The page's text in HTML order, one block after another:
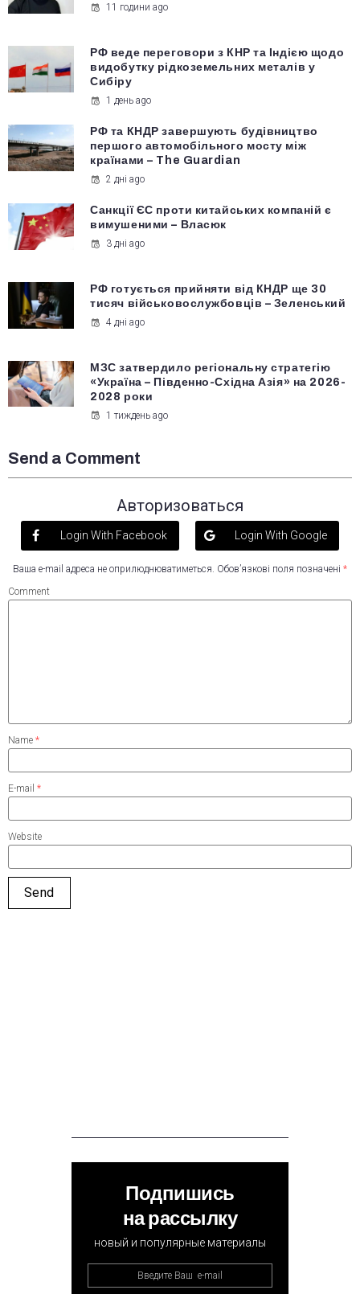
11 години ago
РФ веде переговори з КНР та Індією щодо
видобутку рідкоземельних металів у
Сибіру
1 день ago
РФ та КНДР завершують будівництво
першого автомобільного мосту між
країнами – The Guardian
2 дні ago
Санкції ЄС проти китайських компаній є
вимушеними – Власюк
3 дні ago
РФ готується прийняти від КНДР ще 30
тисяч військовослужбовців – Зеленський
4 дні ago
МЗС затвердило регіональну стратегію
«Україна – Південно-Східна Азія» на 2026-
2028 роки
1 тиждень ago
Send a Comment
Авторизоваться
Login With Facebook Login With Google
Ваша e-mail адреса не оприлюднюватиметься. Обов’язкові поля позначені *
Comment
Name *
E-mail *
Website
Подпишись
на рассылку
новый и популярные материалы